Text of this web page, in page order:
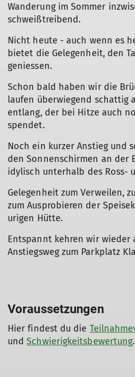
Wanderung im Sommer
schweißtreibend.
Nicht heute - auch wenn es
bietet die Gelegenheit, den
geniessen.
Schon bald haben wir die
laufen überwiegend schattig
entlang, der bei Hitze auch
spendet.
Noch ein kurzer Anstieg und
den Sonnenschirmen an der
idylisch unterhalb des Ross-
Gelegenheit zum Verweilen,
zum Ausprobieren der
urigen Hütte.
Entspannt kehren wir wieder
Anstiegsweg zum Parkplatz
Voraussetzungen
Hier findest du die
undSchwierigkeitsbewertung.